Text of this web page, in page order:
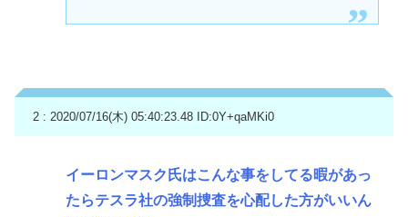
2 : 2020/07/16(木) 05:40:23.48 ID:0Y+qaMKi0
イーロンマスク氏はこんな事をしてる暇があっ
たらテスラ社の強制捜査を心配した方がいいん